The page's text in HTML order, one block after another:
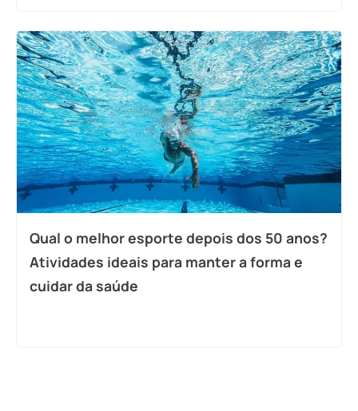
Qual o melhor esporte depois dos 50 anos?
Atividades ideais para manter a forma e
cuidar da saúde